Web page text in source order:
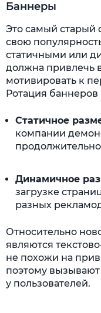
Баннеры
Это самый старый
свою
статичными или
должна привлечь
мотивировать к
Ротация баннеров
Статичное
компании
Динамичное
загрузке
разных
Относительно
являются
не похожи на
поэтому
у пользователей.